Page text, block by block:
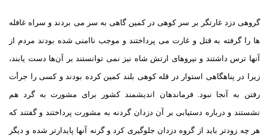
گروهی دزد غارتگر بر سر کوهی در کمین گاهی به سر می بردند و سراه غافله
ها را گرفته به قتل و غارت می پرداختند و موجب ناامنی شده بودند مردم از
آنها ترس داشتند و نیروهای ارتش شاه نیز نمی توانستند بر آن‌ها دست یابند،
زیرا در پناهگاهی استوار در قله کوهی بلند کمین کرده بودند و کسی را جرأت
رفتن به آنجا نبود.فرماندهان اندیشمند کشور برای مشورت به گرد هم
نشستند و درباره دستیابی بر آن دزدان گردنه به مشورت پرداختند و گفتند که
هر چه زودتر باید از گروه دزدان جلوگیری کرد و گرنه آنها پایدارتر شده و دیگر